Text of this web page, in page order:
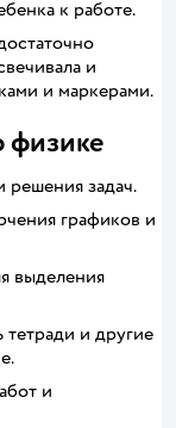
к работе.
и
и маркерами.
физике
решения задач.
графиков и
выделения
и другие
и